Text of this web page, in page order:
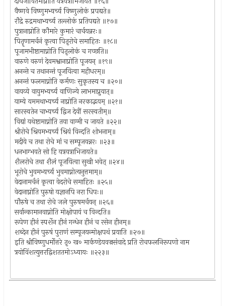
वैष्णवे विष्णुमभ्यर्च्य विष्णुलोकं प्रपद्यते॥
रौद्रे रुद्रमथाभ्यर्च्य तल्लोकं प्रतिपद्यते ॥१७॥
पुत्रानाप्नोति कौमारे कुमारं चार्चयन्नरः॥
पितॄणामर्चनं कृत्वा पितृरोचे समाहितः ॥१८॥
पूजामभीष्टामाप्नोति पितृलोकं च गच्छति॥
वारुणे वरुणं देवमश्वानाप्नोति पूजयन् ॥१९॥
अनन्ते च तथानन्तं पूजयित्वा महीधरम्॥
अनन्तं फलमाप्नोति कर्मणः सुकृतस्य च ॥२०॥
वायव्ये वायुमभ्यर्च्य वाणिज्ये लाभमाप्नुयात्॥
याम्ये यममथाभ्यर्च्य नाप्नोति नरकाद्भयम् ॥२१॥
सारस्वतेन चाभ्यर्च्य द्विज देवीं सरस्वतीम्॥
विद्यां यथेष्टामाप्नोति तया वाग्मी च जायते ॥२२॥
श्रीरोचे श्रियमभ्यर्च्य श्रियं विन्दति शोभनाम्॥
मदीये च तथा रोचे मां च सम्पूजयन्नरः ॥२३॥
धनभाग्भवते सो हि यत्रयत्राभिजायते॥
शैलरोचे तथा शैलं पूजयित्वा सुखी भवेत् ॥२४॥
भूरोचे भुवमभ्यर्च्य भुवमाप्नोत्यनुत्तमाम्॥
वेदानामर्चनं कृत्वा वेदरोचे समाहितः ॥२५॥
वेदानाप्नोति पुरुषो यज्ञानपि नरा धिपः॥
पौरुषे च तथा रोचे जले पुरुषमर्चयन् ॥२६॥
सर्वान्कामानवाप्नोति मोक्षोपायं च विन्दति॥
रूपेण हीनं स्पर्शेन हीनं गन्धेन हीनं च रसेन हीनम्॥
शब्देन हीनं पुरुषं पुराणं सम्पूजयन्मोक्षपथं प्रयाति ॥२७॥
इति श्रीविष्णुधर्मोत्तरे तृ० ख० मार्कण्डेयवज्रसंवादे प्रति रोचफलनिरूपणो नाम
त्रयोविंशत्युत्तरद्विशततमोऽध्यायः ॥२२३॥